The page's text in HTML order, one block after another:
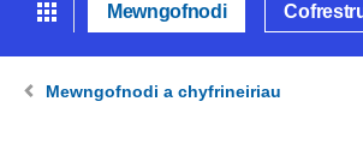
Mewngofnodi
Mewngofnodi a chyfrineiriau